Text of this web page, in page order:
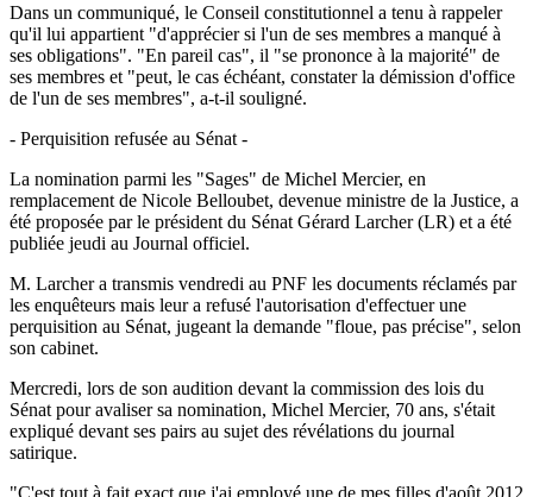
Dans un communiqué, le Conseil constitutionnel a tenu à rappeler
qu'il lui appartient "d'apprécier si l'un de ses membres a manqué à
ses obligations". "En pareil cas", il "se prononce à la majorité" de
ses membres et "peut, le cas échéant, constater la démission d'office
de l'un de ses membres", a-t-il souligné.
- Perquisition refusée au Sénat -
La nomination parmi les "Sages" de Michel Mercier, en
remplacement de Nicole Belloubet, devenue ministre de la Justice, a
été proposée par le président du Sénat Gérard Larcher (LR) et a été
publiée jeudi au Journal officiel.
M. Larcher a transmis vendredi au PNF les documents réclamés par
les enquêteurs mais leur a refusé l'autorisation d'effectuer une
perquisition au Sénat, jugeant la demande "floue, pas précise", selon
son cabinet.
Mercredi, lors de son audition devant la commission des lois du
Sénat pour avaliser sa nomination, Michel Mercier, 70 ans, s'était
expliqué devant ses pairs au sujet des révélations du journal
satirique.
"C'est tout à fait exact que j'ai employé une de mes filles d'août 2012